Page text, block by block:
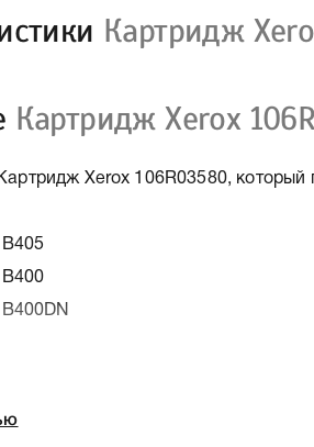
Картридж
Картридж Xerox
Xerox 106R03580, который